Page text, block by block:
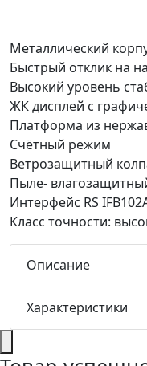
Металлический
Быстрый отклик на
Высокий уровень
ЖК дисплей с
Платформа из
Счётный режим
Ветрозащитный
Пыле-
Интерфейс RS
Класс точности:
Описание
Характеристики